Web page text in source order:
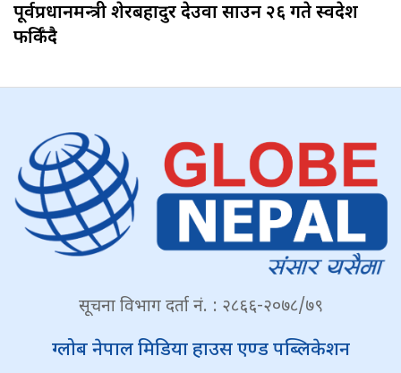
पूर्वप्रधानमन्त्री शेरबहादुर देउवा साउन २६ गते स्वदेश
फर्किँदै
सूचना विभाग दर्ता नं. : २८६६-२०७८/७९
ग्लोब नेपाल मिडिया हाउस एण्ड पब्लिकेशन